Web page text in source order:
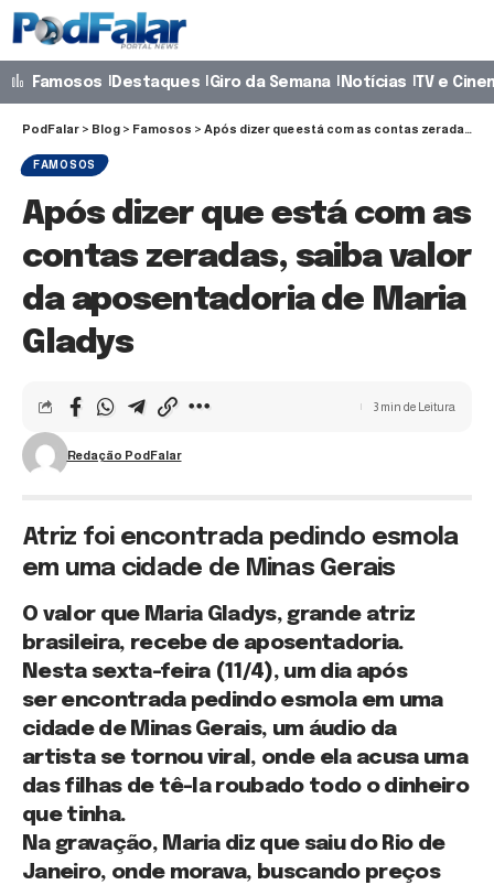
Famosos Destaques Giro da Semana Notícias TV e
PodFalar > Blog > Famosos > Após dizer que está com as contas zeradas, saiba valor da aposentadoria de Maria Gladys
FAMOSOS
Após dizer que está com as
contas zeradas, saiba valor
da aposentadoria de Maria
Gladys
Redação PodFalar
3 min de Leitura
Atriz foi encontrada pedindo esmola
em uma cidade de Minas Gerais
O valor que Maria Gladys, grande atriz
brasileira, recebe de aposentadoria.
Nesta sexta-feira (11/4), um dia após
ser encontrada pedindo esmola em uma
cidade de Minas Gerais, um áudio da
artista se tornou viral, onde ela acusa uma
das filhas de tê-la roubado todo o dinheiro
que tinha.
Na gravação, Maria diz que saiu do Rio de
Janeiro, onde morava, buscando preços